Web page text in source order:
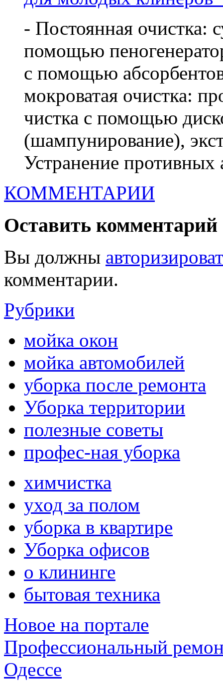
- Постоянная очистка:
помощью
с помощью
мокроватая очистка:
чистка с помощью
(шампунирование),
Устранение
КОММЕНТАРИИ
Оставить комментарий
Вы должны
комментарии.
Рубрики
мойка окон
мойка автомобилей
уборка после ремонта
Уборка территории
полезные советы
профес-ная уборка
химчистка
уход за полом
уборка в квартире
Уборка офисов
о клининге
бытовая техника
Новое на портале
Профессиональный
Одессе